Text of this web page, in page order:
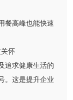
餐高峰也能快速
怀
追求健康生活的
。这是提升企业